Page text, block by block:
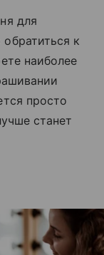
для
к
наиболее
просто
станет